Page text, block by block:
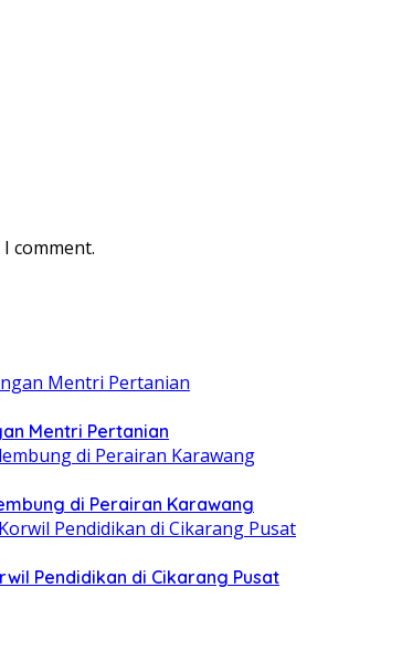
comment.
Mentri Pertanian
di Perairan Karawang
Pendidikan di Cikarang Pusat